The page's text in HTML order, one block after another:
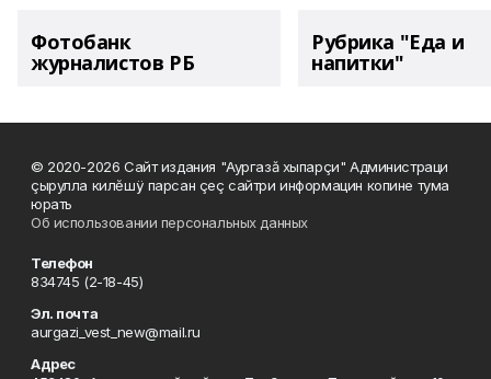
Фотобанк
журналистов РБ
Рубрика "Еда и
напитки"
© 2020-2026 Сайт издания "Аургазă хыпарçи" Администраци
çырулла килĕшÿ парсан çеç сайтри информацин копине тума
юрать
Об использовании персональных данных
Телефон
834745 (2-18-45)
Эл. почта
aurgazi_vest_new@mail.ru
Адрес